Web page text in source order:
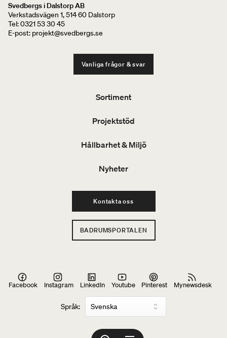
Svedbergs i Dalstorp AB
Verkstadsvägen 1, 514 60 Dalstorp
Tel: 0321 53 30 45
E-post: projekt@svedbergs.se
Vanliga frågor & svar
Sortiment
Projektstöd
Hållbarhet & Miljö
Nyheter
Kontakta oss
BADRUMSPORTALEN
Språk:
Facebook Instagram LinkedIn Youtube Pinterest Mynewsdesk